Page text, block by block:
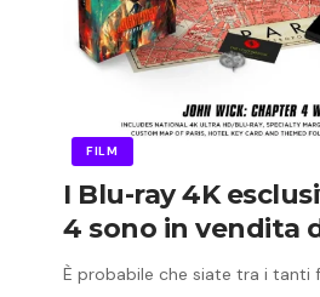
FILM
I Blu-ray 4K
4 sono in vendita
È probabile che siate tra i tanti